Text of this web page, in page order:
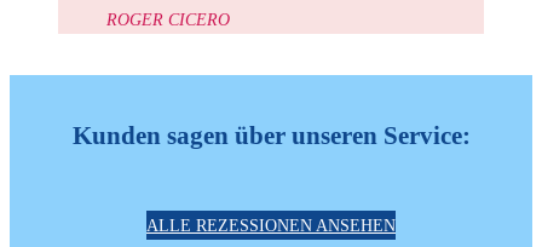
ROGER CICERO
Kunden sagen über unseren Service:
ALLE REZESSIONEN ANSEHEN